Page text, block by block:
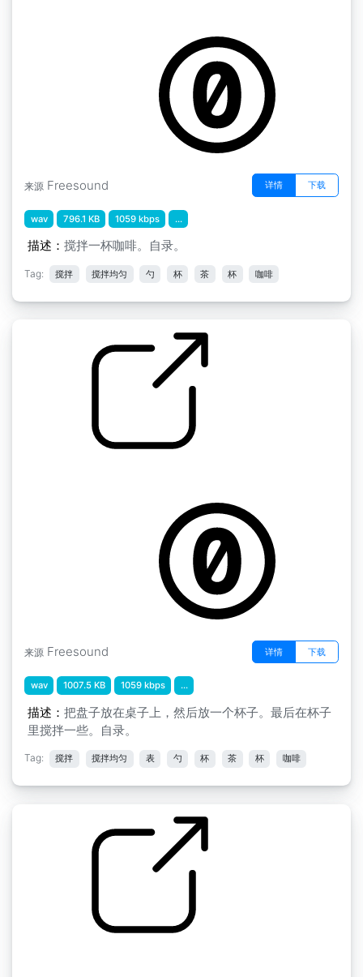
来源 Freesound 详情 下载
wav 796.1 KB 1059 kbps ...
描述： 搅拌一杯咖啡。自录。
Tag: 搅拌 搅拌均匀 勺 杯 茶 杯 咖啡
来源 Freesound 详情 下载
wav 1007.5 KB 1059 kbps ...
描述： 把盘子放在桌子上，然后放一个杯子。最后在杯子
里搅拌一些。自录。
Tag: 搅拌 搅拌均匀 表 勺 杯 茶 杯 咖啡